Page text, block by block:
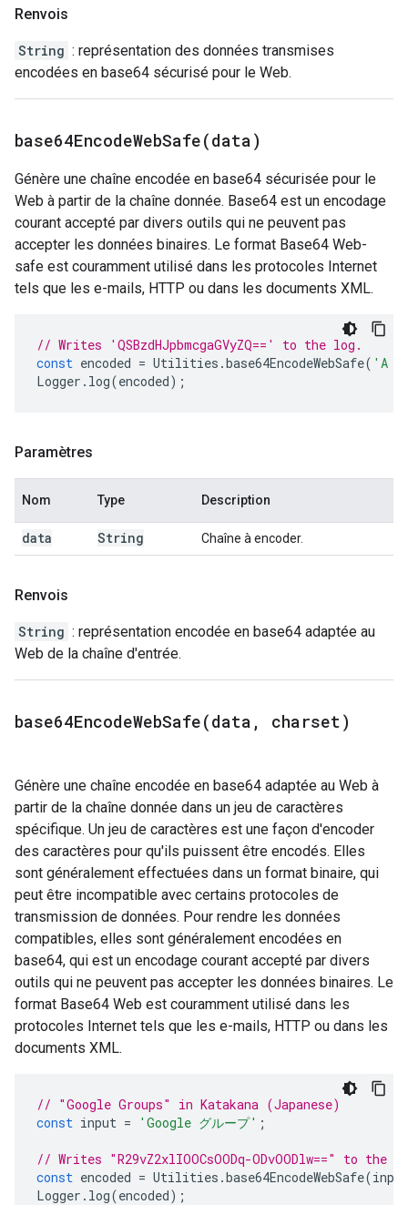
Renvois
String : représentation des données transmises
encodées en base64 sécurisé pour le Web.
base64EncodeWebSafe(data)
Génère une chaîne encodée en base64 sécurisée pour le
Web à partir de la chaîne donnée. Base64 est un encodage
courant accepté par divers outils qui ne peuvent pas
accepter les données binaires. Le format Base64 Web-
safe est couramment utilisé dans les protocoles Internet
tels que les e-mails, HTTP ou dans les documents XML.
// Writes 'QSBzdHJpbmcgaGVyZQ==' to the log.
const encoded = Utilities .base64EncodeWebSafe( 'A
Logger . log(encoded);
Paramètres
Nom Type Description
data String Chaîne à encoder.
Renvois
String : représentation encodée en base64 adaptée au
Web de la chaîne d'entrée.
base64EncodeWebSafe(data , charset)
Génère une chaîne encodée en base64 adaptée au Web à
partir de la chaîne donnée dans un jeu de caractères
spécifique. Un jeu de caractères est une façon d'encoder
des caractères pour qu'ils puissent être encodés. Elles
sont généralement effectuées dans un format binaire, qui
peut être incompatible avec certains protocoles de
transmission de données. Pour rendre les données
compatibles, elles sont généralement encodées en
base64, qui est un encodage courant accepté par divers
outils qui ne peuvent pas accepter les données binaires. Le
format Base64 Web est couramment utilisé dans les
protocoles Internet tels que les e-mails, HTTP ou dans les
documents XML.
// "Google Groups" in Katakana (Japanese)
const input = 'Google グループ' ;
// Writes "R29vZ2xlIOOCsOODq-ODvOODlw==" to the
const encoded = Utilities .base64EncodeWebSafe(input
Logger . log(encoded);